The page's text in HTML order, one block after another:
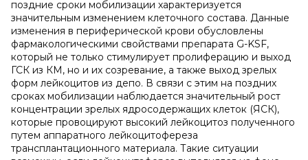
поздние сроки мобилизации характеризуется
значительным изменением клеточного состава. Данные
изменения в периферической крови обусловлены
фармакологическими свойствами препарата G-KSF,
который не только стимулирует пролиферацию и выход
ГСК из КМ, но и их созревание, а также выход зрелых
форм лейкоцитов из депо. В связи с этим на поздних
сроках мобилизации наблюдается значительный рост
концентрации зрелых ядросодержащих клеток (ЯСК),
которые провоцируют высокий лейкоцитоз полученного
путем аппаратного лейкоцитофереза
трансплантационного материала. Такие ситуации